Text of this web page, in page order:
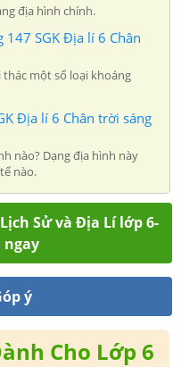
địa hình chính.
SGK Địa lí 6 Chân
một số loại khoáng
Địa lí 6 Chân trời sáng
nào? Dạng địa hình này
nào.
Sử và Địa Lí lớp 6-
ngay
ý
Cho Lớp 6